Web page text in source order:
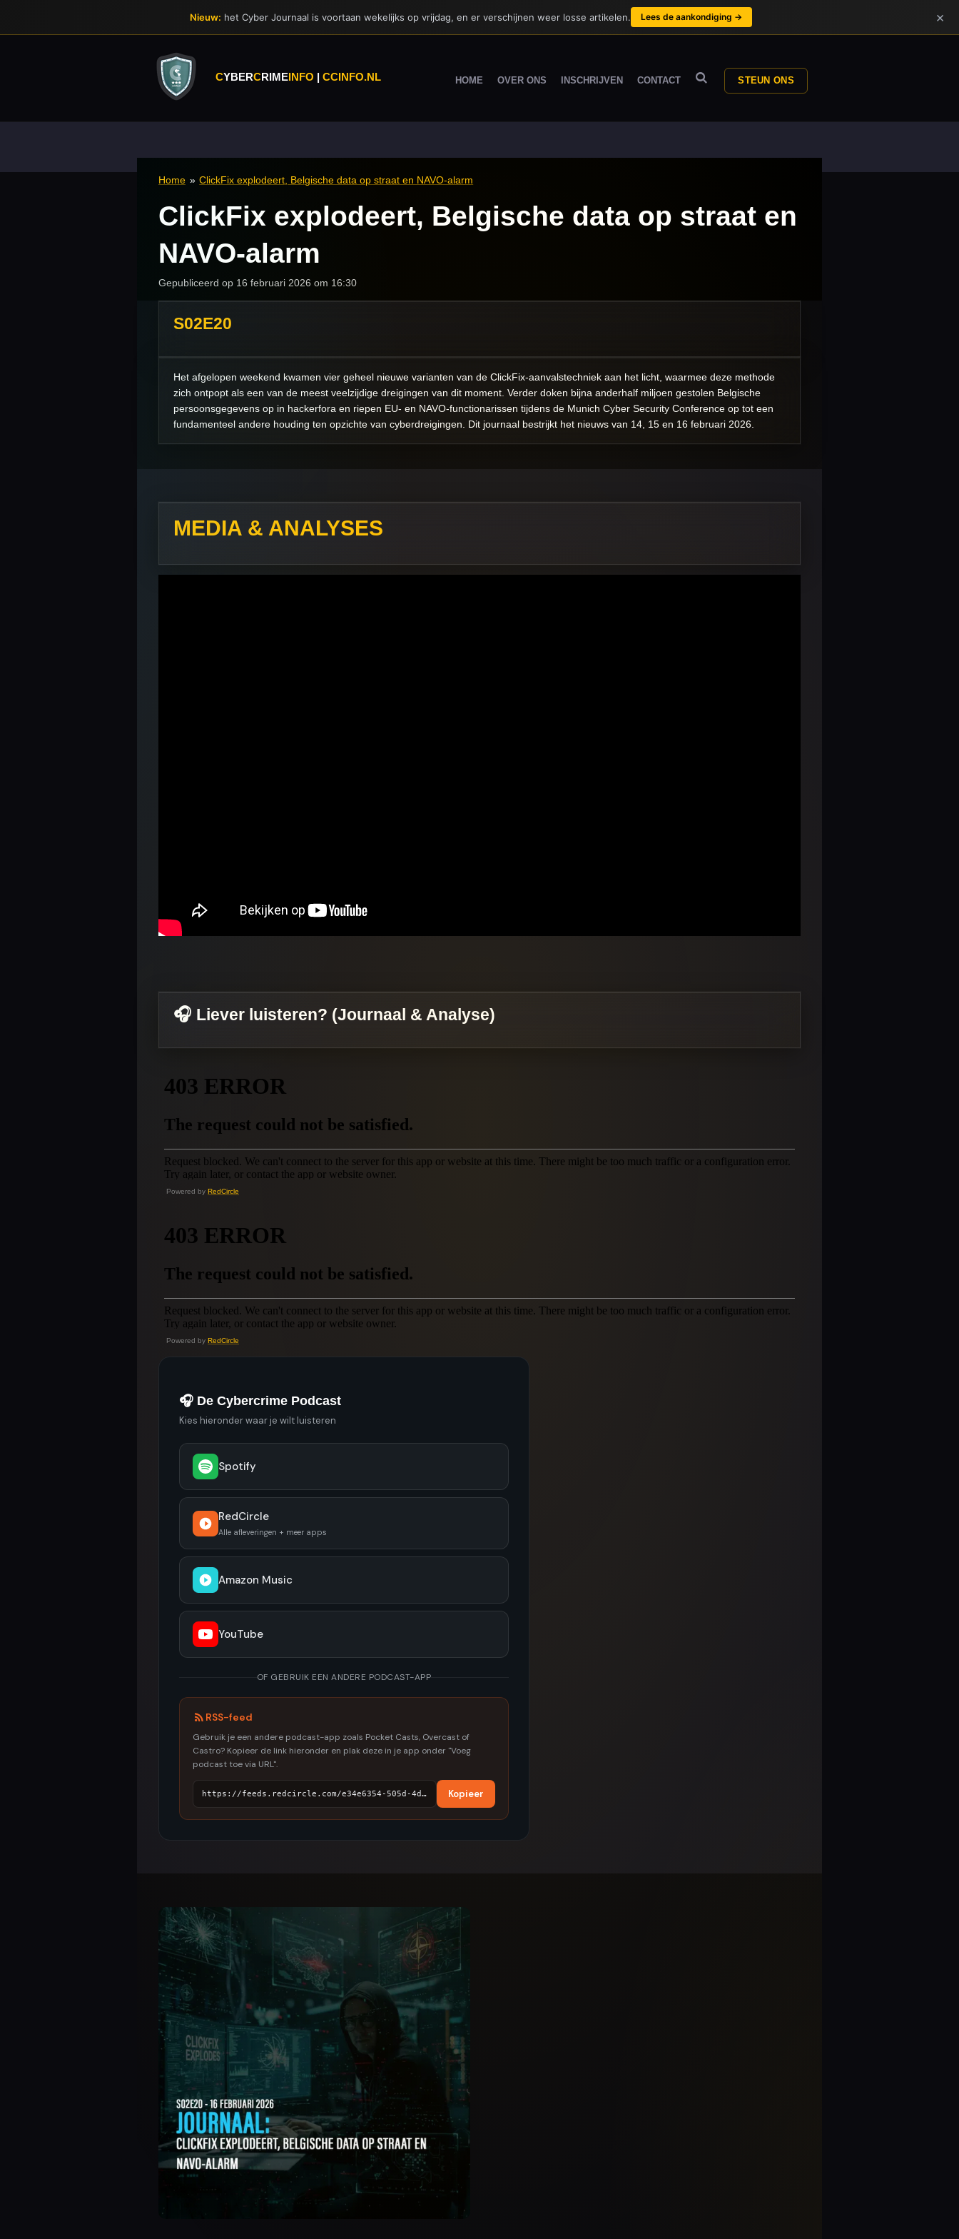
CYBERCRIMEINFO | CCINFO.NL HOME OVER ONS INSCHRIJVEN CONTACT STEUN ONS
Home » ClickFix explodeert, Belgische data op straat en NAVO-alarm
ClickFix explodeert, Belgische data op straat en
NAVO-alarm
Gepubliceerd op 16 februari 2026 om 16:30
S02E20
Het afgelopen weekend kwamen vier geheel nieuwe varianten van de ClickFix-aanvalstechniek aan het licht, waarmee deze methode
zich ontpopt als een van de meest veelzijdige dreigingen van dit moment. Verder doken bijna anderhalf miljoen gestolen Belgische
persoonsgegevens op in hackerfora en riepen EU- en NAVO-functionarissen tijdens de Munich Cyber Security Conference op tot een
fundamenteel andere houding ten opzichte van cyberdreigingen. Dit journaal bestrijkt het nieuws van 14, 15 en 16 februari 2026.
MEDIA & ANALYSES
🎧 Liever luisteren? (Journaal & Analyse)
Powered by RedCircle
Powered by RedCircle
🎧 De Cybercrime Podcast
Kies hieronder waar je wilt luisteren
Spotify
RedCircle
Alle afleveringen + meer apps
Amazon Music
YouTube
OF GEBRUIK EEN ANDERE PODCAST-APP
RSS-feed
Gebruik je een andere podcast-app zoals Pocket Casts, Overcast of
Castro? Kopieer de link hieronder en plak deze in je app onder "Voeg
podcast toe via URL".
https://feeds.redcircle.com/e34e6354-505d-4db4-8d02-3e4cc033e174 Kopieer
Nieuw: het Cyber Journaal is voortaan wekelijks op vrijdag, en er verschijnen weer losse artikelen. Lees de aankondiging → ×